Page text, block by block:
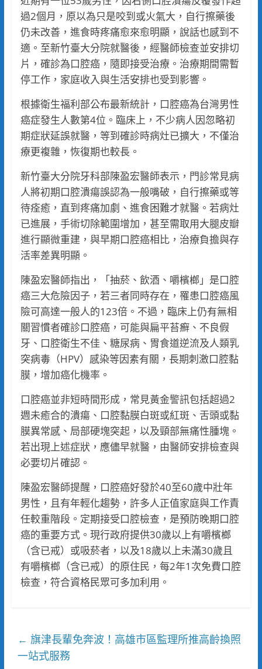
過2個月，原以為只是咬到或火氣大，自行擦藥後
仍未改善，進食時疼痛愈來愈明顯，說話也感到不
適。至新竹臺大分院就醫後，經醫師檢查並安排切
片，確診為口腔癌，隨即接受治療。治療期間需暫
停工作，家庭收入與生活安排也受到影響。
根據衛生福利部公布最新統計，口腔癌為台灣男性
癌症發生人數第4位。臨床上，不少病人因忽略初
期症狀延誤就醫，等到確診時病灶已擴大，不僅治
療更複雜，恢復期也較長。
新竹臺大分院牙科部陳盈宏醫師表示，門診常見病
人將初期口腔潰瘍誤認為一般嘴破，自行擦藥或等
待痊癒，直到疼痛加劇、進食困難才就醫。若病灶
已進展，手術切除範圍增加，甚至需取用大腿皮瓣
進行顯微重建，與早期口腔癌相比，治療負擔與存
活率差異明顯。
陳盈宏醫師指出，「抽菸、飲酒、嚼檳榔」是口腔
癌三大危險因子，若三者同時存在，罹患口腔癌風
險可高達一般人的123倍。不過，臨床上仍有無相
關習慣者確診口腔癌，可能與扁平苔癬、不良假
牙、口腔衛生不佳、糖尿病、胃食道逆流及人類乳
突病毒（HPV）感染等因素有關，長期刺激口腔黏
膜，增加癌化機率。
口腔癌並非短時間形成，常見黃金警訊包括超過2
週未癒合的潰瘍、口腔黏膜白斑或紅斑、舌頭或黏
膜異常感、局部硬塊突起，以及頸部無痛性腫塊。
若出現上述症狀，應儘早就醫，由醫師安排檢查與
必要切片確認。
陳盈宏醫師提醒，口腔癌好發於40至60歲中壯年
男性，且有年輕化趨勢，許多人正值家庭與工作責
任較重階段。定期接受口腔檢查，是預防晚期口腔
癌的重要方式。現行政府提供30歲以上有嚼檳榔
（含已戒）或吸菸者，以及18歲以上未滿30歲且
有嚼檳榔（含已戒）的原住民，每2年1次免費口腔
檢查，符合資格民眾可多加利用。
← 旗津長輩免奔波！高雄市區監理所推高齡換照
一站式服務